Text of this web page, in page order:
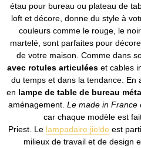
étau pour bureau ou plateau de
loft et décore, donne du style à
couleurs comme le rouge, le
martelé, sont parfaites pour
de votre maison. Comme dans
avec rotules articulées et cables
du temps et dans la tendance. En
en lampe de table de bureau
aménagement. Le made in France
car chaque modèle est
Priest. Le lampadaire jielde est
milieux de travail et de design